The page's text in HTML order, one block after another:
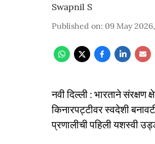
Swapnil S
Published on: 09 May
नवी दिल्ली : भारताने
किनारपट्टीवर स्वदेशी
प्रणालीची पहिली यशस्वी